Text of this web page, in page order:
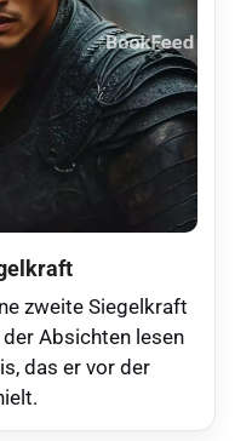
zweite Siegelkraft
Absichten lesen
das er vor der